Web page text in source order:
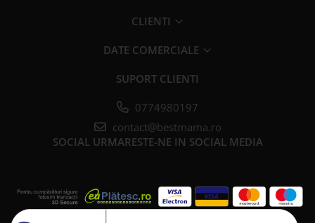
CLIENTI
DATE COMERCIALE
SUPORT CLIENTI
0774980197
contact@bestmama.ro
SOCIAL URMARESTE-NE IN SOCIAL MEDIA